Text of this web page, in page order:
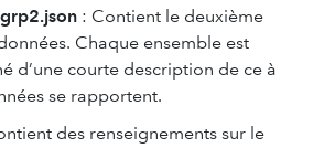
: Contient le deuxième
Chaque ensemble est
d’une courte description de ce à
se rapportent.
des renseignements sur le